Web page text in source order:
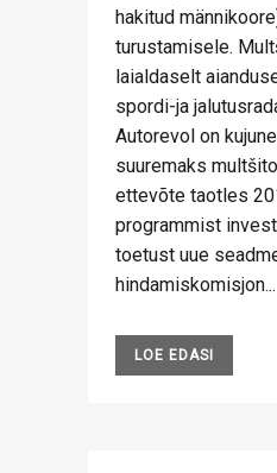
hakitud
turustamisele.
laialdaselt
spordi-ja
Autorevol on
suuremaks
ettevõte taotles
programmist
toetust uue
hindamiskomisjon...
LOE EDASI